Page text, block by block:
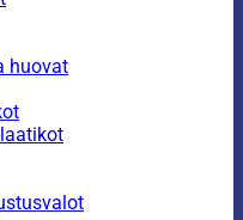
huovat